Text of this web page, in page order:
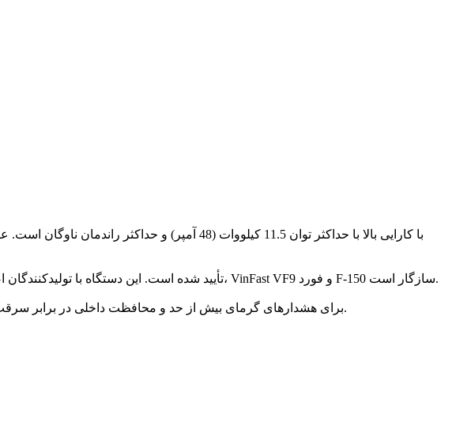
EVH007 با استاندارد ISO 15118-2/3 مطابقت دارد و توسط Hubject و Keysight تأیید شده است. این دستگاه با تولیدکنندگان اصلی خودرو از جمله ولوو، بی‌ام‌و، لوسید، VinFast VF9 و فورد F-150 سازگار است.
همچنین دارای یک کابل شارژ قابل اعتماد و ایمن با طراحی مقاوم 8AWG، حسگر دمای NTC برای هشدارهای گرمای بیش از حد و محافظت داخلی در برابر سرقت برای آرامش خاطر است.